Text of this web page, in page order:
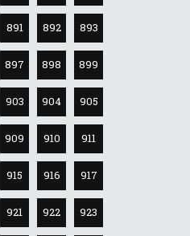
891 892 893
897 898 899
903 904 905
909 910 911
915 916 917
921 922 923